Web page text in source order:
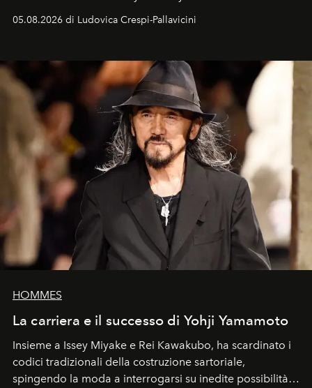
05.08.2026 di Ludovica Crespi-Pallavicini
HOMMES
La carriera e il successo di Yohji Yamamoto
Insieme a Issey Miyake e Rei Kawakubo, ha scardinato i
codici tradizionali della costruzione sartoriale,
spingendo la moda a interrogarsi su inedite possibilità